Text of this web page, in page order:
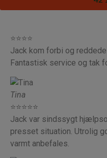
⭐⭐⭐⭐
Jack kom forbi og
Fantastisk service og tak
Tina
⭐⭐⭐⭐⭐
Jack var sindssygt
presset situation. Utrolig
varmt anbefales.